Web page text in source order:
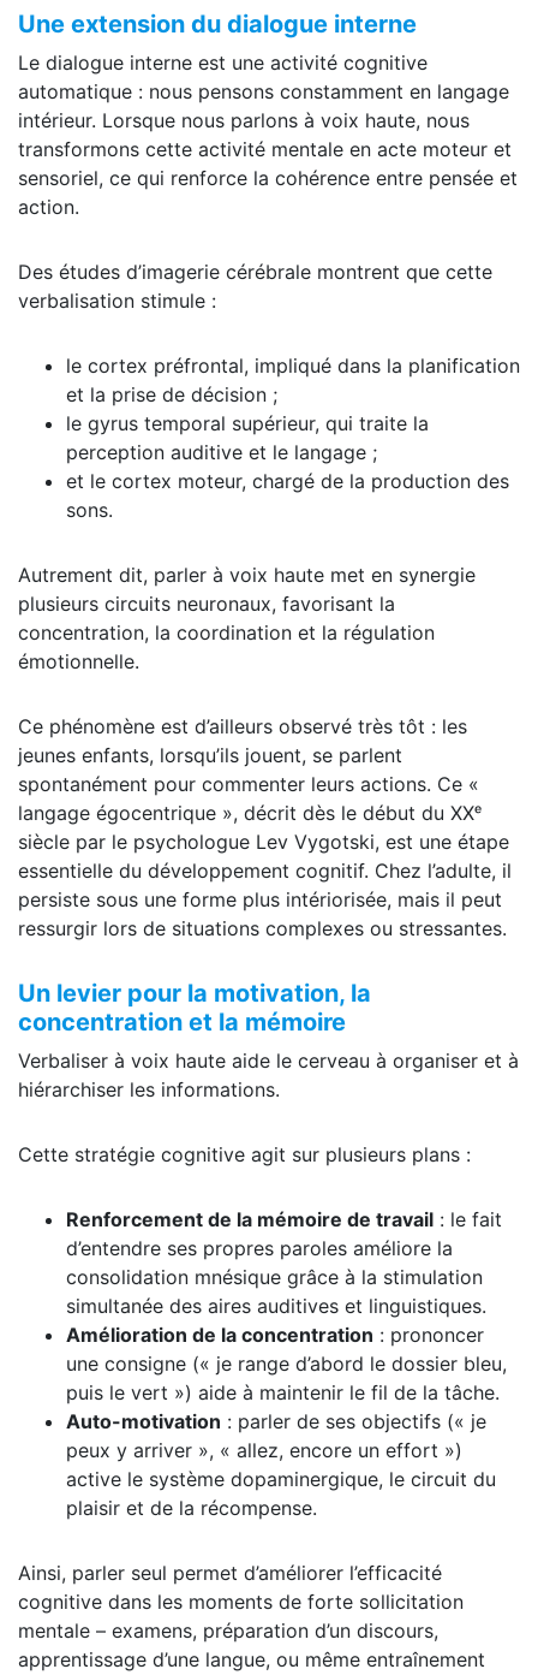
Une extension du dialogue interne
Le dialogue interne est une activité cognitive
automatique : nous pensons constamment en langage
intérieur. Lorsque nous parlons à voix haute, nous
transformons cette activité mentale en acte moteur et
sensoriel, ce qui renforce la cohérence entre pensée et
action.
Des études d’imagerie cérébrale montrent que cette
verbalisation stimule :
le cortex préfrontal, impliqué dans la planification
et la prise de décision ;
le gyrus temporal supérieur, qui traite la
perception auditive et le langage ;
et le cortex moteur, chargé de la production des
sons.
Autrement dit, parler à voix haute met en synergie
plusieurs circuits neuronaux, favorisant la
concentration, la coordination et la régulation
émotionnelle.
Ce phénomène est d’ailleurs observé très tôt : les
jeunes enfants, lorsqu’ils jouent, se parlent
spontanément pour commenter leurs actions. Ce «
langage égocentrique », décrit dès le début du XXᵉ
siècle par le psychologue Lev Vygotski, est une étape
essentielle du développement cognitif. Chez l’adulte, il
persiste sous une forme plus intériorisée, mais il peut
ressurgir lors de situations complexes ou stressantes.
Un levier pour la motivation, la
concentration et la mémoire
Verbaliser à voix haute aide le cerveau à organiser et à
hiérarchiser les informations.
Cette stratégie cognitive agit sur plusieurs plans :
Renforcement de la mémoire de travail : le fait
d’entendre ses propres paroles améliore la
consolidation mnésique grâce à la stimulation
simultanée des aires auditives et linguistiques.
Amélioration de la concentration : prononcer
une consigne (« je range d’abord le dossier bleu,
puis le vert ») aide à maintenir le fil de la tâche.
Auto-motivation : parler de ses objectifs (« je
peux y arriver », « allez, encore un effort »)
active le système dopaminergique, le circuit du
plaisir et de la récompense.
Ainsi, parler seul permet d’améliorer l’efficacité
cognitive dans les moments de forte sollicitation
mentale – examens, préparation d’un discours,
apprentissage d’une langue, ou même entraînement